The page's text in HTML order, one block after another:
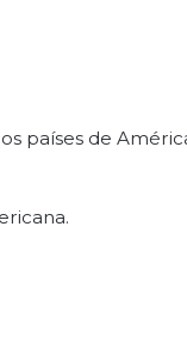
países de